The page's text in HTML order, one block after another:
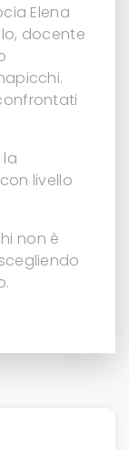
Elena
docente
livello
non è